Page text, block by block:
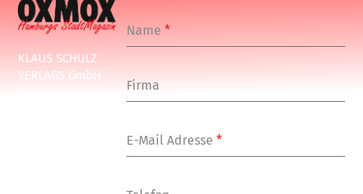
KLAUS SCHULZ
VERLAGS GmbH
Name*
Firma
E-Mail Adresse*